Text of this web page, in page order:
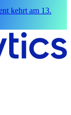
kehrt am 13.